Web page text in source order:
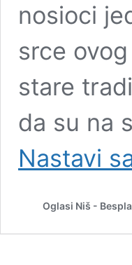
nosioci
srce
stare
da su na
Nastavi
Oglasi Niš -